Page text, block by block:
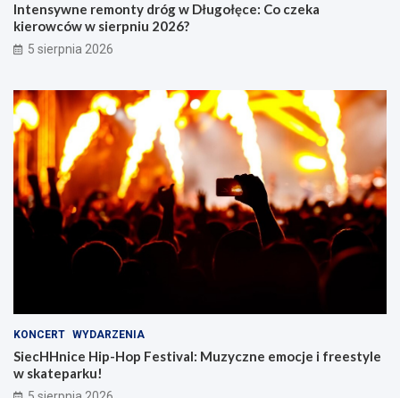
Intensywne remonty dróg w Długołęce: Co czeka
kierowców w sierpniu 2026?
5 sierpnia 2026
KONCERT WYDARZENIA
SiecHHnice Hip-Hop Festival: Muzyczne emocje i freestyle
w skateparku!